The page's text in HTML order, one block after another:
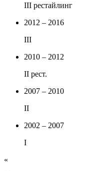
III рестайлинг
2012 – 2016
III
2010 – 2012
II рест.
2007 – 2010
II
2002 – 2007
I
«